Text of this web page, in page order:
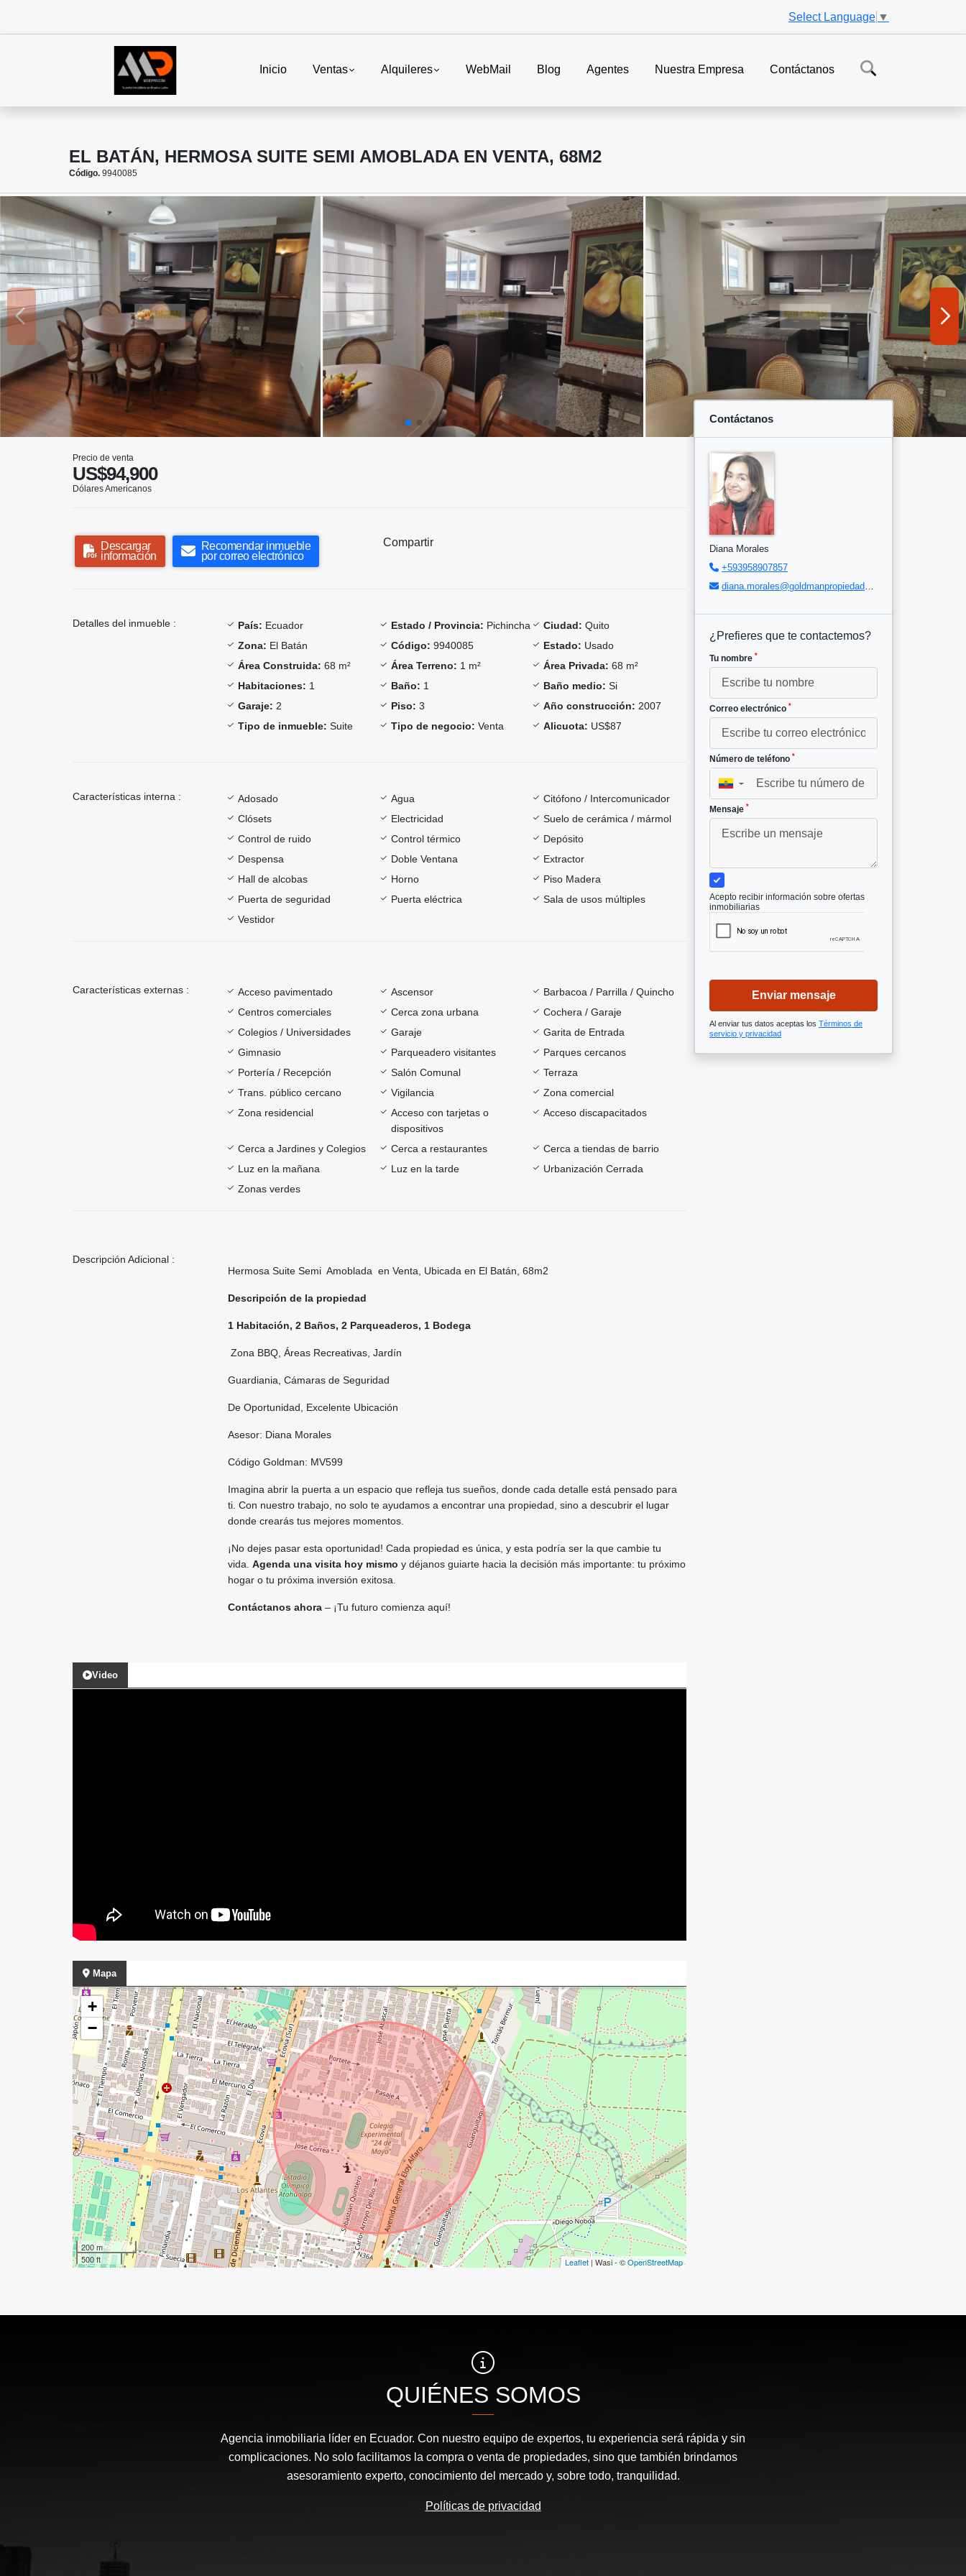
Select Language ▼
Inicio Ventas Alquileres WebMail Blog Agentes Nuestra Empresa Contáctanos
EL BATÁN, HERMOSA SUITE SEMI AMOBLADA EN VENTA, 68M2
Código. 9940085
Precio de venta
US$94,900
Dólares Americanos
Descargar
información
Recomendar inmueble
por correo electrónico
Compartir
Detalles del inmueble : País: Ecuador Estado / Provincia: Pichincha Ciudad: Quito
Zona: El Batán Código: 9940085 Estado: Usado
Área Construida: 68 m² Área Terreno: 1 m² Área Privada: 68 m²
Habitaciones: 1 Baño: 1 Baño medio: Si
Garaje: 2 Piso: 3 Año construcción: 2007
Tipo de inmueble: Suite Tipo de negocio: Venta Alicuota: US$87
Características interna : Adosado Agua
Citófono / Intercomunicador
Clósets
Electricidad
Suelo de cerámica / mármol
Control de ruido
Control térmico
Depósito
Despensa
Doble Ventana
Extractor
Hall de alcobas
Horno
Piso Madera
Puerta de seguridad
Puerta eléctrica
Sala de usos múltiples
Vestidor
Características externas : Acceso pavimentado Ascensor
Barbacoa / Parrilla / Quincho
Centros comerciales
Cerca zona urbana
Cochera / Garaje
Colegios / Universidades
Garaje
Garita de Entrada
Gimnasio
Parqueadero visitantes
Parques cercanos
Portería / Recepción
Salón Comunal
Terraza
Trans. público cercano
Vigilancia
Zona comercial
Zona residencial
Acceso con tarjetas o
dispositivos
Acceso discapacitados
Cerca a Jardines y Colegios Cerca a restaurantes
Cerca a tiendas de barrio
Luz en la mañana
Luz en la tarde
Urbanización Cerrada
Zonas verdes
Descripción Adicional :
Hermosa Suite Semi Amoblada en Venta, Ubicada en El Batán, 68m2
Descripción de la propiedad
1 Habitación, 2 Baños, 2 Parqueaderos, 1 Bodega
Zona BBQ, Áreas Recreativas, Jardín
Guardiania, Cámaras de Seguridad
De Oportunidad, Excelente Ubicación
Asesor: Diana Morales
Código Goldman: MV599
Imagina abrir la puerta a un espacio que refleja tus sueños, donde cada detalle está pensado para
ti. Con nuestro trabajo, no solo te ayudamos a encontrar una propiedad, sino a descubrir el lugar
donde crearás tus mejores momentos.
¡No dejes pasar esta oportunidad! Cada propiedad es única, y esta podría ser la que cambie tu
vida. Agenda una visita hoy mismo y déjanos guiarte hacia la decisión más importante: tu próximo
hogar o tu próxima inversión exitosa.
Contáctanos ahora – ¡Tu futuro comienza aquí!
Video
Mapa
+
−
200 m
500 ft
Leaflet| Wasi - ©OpenStreetMap
Contáctanos
Diana Morales
+593958907857
diana.morales@goldmanpropiedades.com
¿Prefieres que te contactemos?
Tu nombre *
Correo electrónico *
Número de teléfono *
▼
Mensaje *
Acepto recibir información sobre ofertas
inmobiliarias
Enviar mensaje
Al enviar tus datos aceptas los Términos de
servicio y privacidad
QUIÉNES SOMOS
Agencia inmobiliaria líder en Ecuador. Con nuestro equipo de expertos, tu experiencia será rápida y sin
complicaciones. No solo facilitamos la compra o venta de propiedades, sino que también brindamos
asesoramiento experto, conocimiento del mercado y, sobre todo, tranquilidad.
Políticas de privacidad